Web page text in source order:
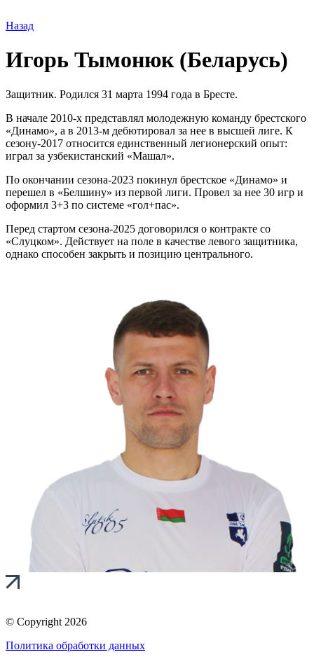
Назад
Игорь Тымонюк (Беларусь)
Защитник. Родился 31 марта 1994 года в Бресте.
В начале 2010-х представлял молодежную команду брестского
«Динамо», а в 2013-м дебютировал за нее в высшей лиге. К
сезону-2017 относится единственный легионерский опыт:
играл за узбекистанский «Машал».
По окончании сезона-2023 покинул брестское «Динамо» и
перешел в «Белшину» из первой лиги. Провел за нее 30 игр и
оформил 3+3 по системе «гол+пас».
Перед стартом сезона-2025 договорился о контракте со
«Слуцком». Действует на поле в качестве левого защитника,
однако способен закрыть и позицию центрального.
© Copyright 2026
Политика обработки данных